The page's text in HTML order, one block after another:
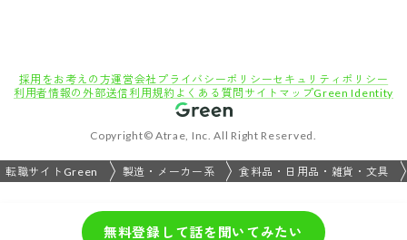
無料登録して話を聞いてみたい
採用をお考えの方運営会社 プライバシーポリシーセキュリティポリシー
利用者情報の外部送信利用規約 よくある質問 サイトマップGreen Identity
Copyright© Atrae, Inc. All Right Reserved.
転職サイトGreen 製造・メーカー系 食料品・日用品・雑貨・文具